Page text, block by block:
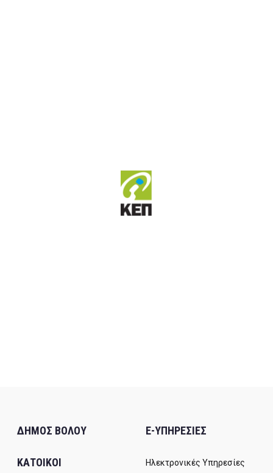
ΔΗΜΟΣ ΒΟΛΟΥ
ΚΑΤΟΙΚΟΙ
E-ΥΠΗΡΕΣΙΕΣ
Ηλεκτρονικές Υπηρεσίες